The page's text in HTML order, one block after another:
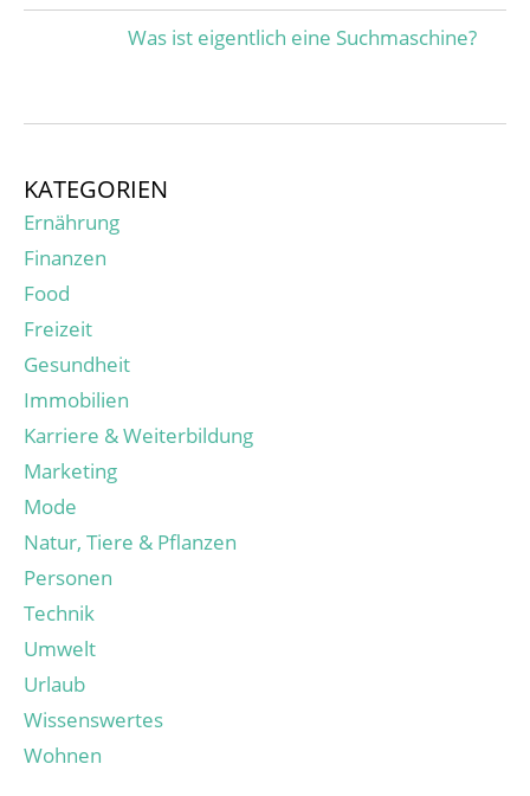
Was ist eigentlich eine Suchmaschine?
KATEGORIEN
Ernährung
Finanzen
Food
Freizeit
Gesundheit
Immobilien
Karriere & Weiterbildung
Marketing
Mode
Natur, Tiere & Pflanzen
Personen
Technik
Umwelt
Urlaub
Wissenswertes
Wohnen